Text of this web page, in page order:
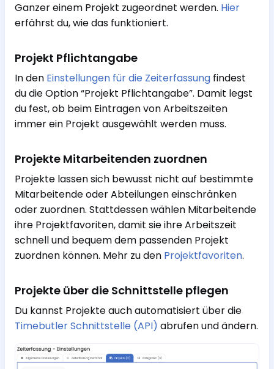
Ganzer einem Projekt zugeordnet werden. Hier
erfährst du, wie das funktioniert.
Projekt Pflichtangabe
In den Einstellungen für die Zeiterfassung findest
du die Option “Projekt Pflichtangabe”. Damit legst
du fest, ob beim Eintragen von Arbeitszeiten
immer ein Projekt ausgewählt werden muss.
Projekte Mitarbeitenden zuordnen
Projekte lassen sich bewusst nicht auf bestimmte
Mitarbeitende oder Abteilungen einschränken
oder zuordnen. Stattdessen wählen Mitarbeitende
ihre Projektfavoriten, damit sie ihre Arbeitszeit
schnell und bequem dem passenden Projekt
zuordnen können. Mehr zu den Projektfavoriten.
Projekte über die Schnittstelle pflegen
Du kannst Projekte auch automatisiert über die
Timebutler Schnittstelle (API) abrufen und ändern.